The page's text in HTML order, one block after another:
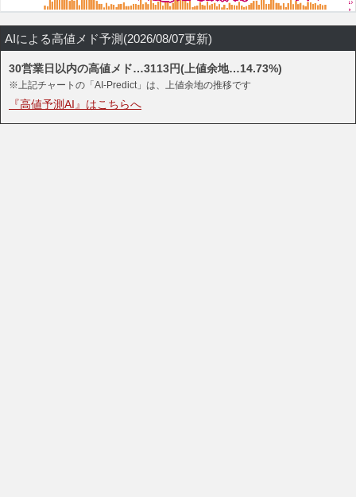
AIによる高値メド予測(2026/08/07更新)
30営業日以内の高値メド…3113円(上値余地…14.73%)
※上記チャートの「AI-Predict」は、上値余地の推移です
『高値予測AI』はこちらへ